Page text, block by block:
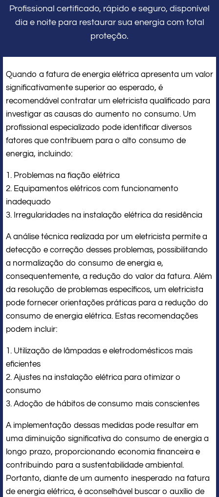
Profissional certificado, rápido e seguro, disponível
dia e noite para restaurar sua energia com total
proteção.
Quando a fatura de energia elétrica apresenta um valor
significativamente superior ao esperado, é
recomendável contratar um eletricista qualificado para
investigar as causas do aumento no consumo. Um
profissional especializado pode identificar diversos
fatores que contribuem para o alto consumo de
energia, incluindo:
1. Problemas na fiação elétrica
2. Equipamentos elétricos com funcionamento
inadequado
3. Irregularidades na instalação elétrica da residência
A análise técnica realizada por um eletricista permite a
detecção e correção desses problemas, possibilitando
a normalização do consumo de energia e,
consequentemente, a redução do valor da fatura. Além
da resolução de problemas específicos, um eletricista
pode fornecer orientações práticas para a redução do
consumo de energia elétrica. Estas recomendações
podem incluir:
1. Utilização de lâmpadas e eletrodomésticos mais
eficientes
2. Ajustes na instalação elétrica para otimizar o
consumo
3. Adoção de hábitos de consumo mais conscientes
A implementação dessas medidas pode resultar em
uma diminuição significativa do consumo de energia a
longo prazo, proporcionando economia financeira e
contribuindo para a sustentabilidade ambiental.
Portanto, diante de um aumento inesperado na fatura
de energia elétrica, é aconselhável buscar o auxílio de